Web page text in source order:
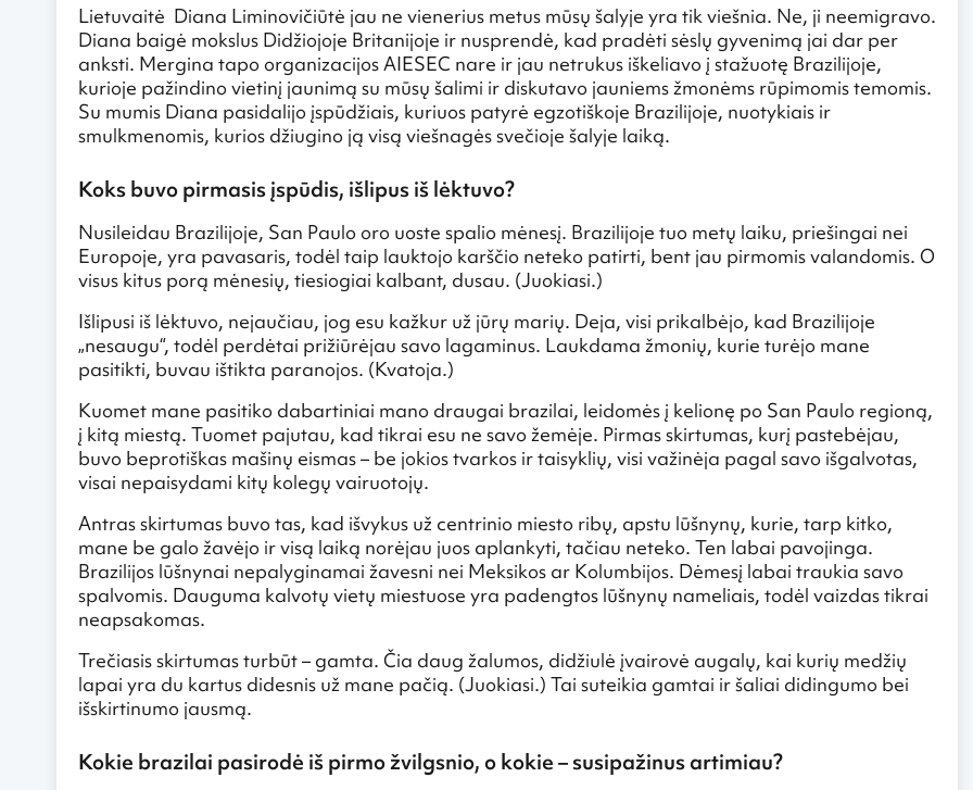
Lietuvaitė Diana Liminovičiūtė jau ne vienerius metus mūsų šalyje yra tik viešnia. Ne, ji neemigravo.
Diana baigė mokslus Didžiojoje Britanijoje ir nusprendė, kad pradėti sėslų gyvenimą jai dar per
anksti. Mergina tapo organizacijos AIESEC nare ir jau netrukus iškeliavo į stažuotę Brazilijoje,
kurioje pažindino vietinį jaunimą su mūsų šalimi ir diskutavo jauniems žmonėms rūpimomis temomis.
Su mumis Diana pasidalijo įspūdžiais, kuriuos patyrė egzotiškoje Brazilijoje, nuotykiais ir
smulkmenomis, kurios džiugino ją visą viešnagės svečioje šalyje laiką.
Koks buvo pirmasis įspūdis, išlipus iš lėktuvo?
Nusileidau Brazilijoje, San Paulo oro uoste spalio mėnesį. Brazilijoje tuo metų laiku, priešingai nei
Europoje, yra pavasaris, todėl taip lauktojo karščio neteko patirti, bent jau pirmomis valandomis. O
visus kitus porą mėnesių, tiesiogiai kalbant, dusau. (Juokiasi.)
Išlipusi iš lėktuvo, nejaučiau, jog esu kažkur už jūrų marių. Deja, visi prikalbėjo, kad Brazilijoje
„nesaugu“, todėl perdėtai prižiūrėjau savo lagaminus. Laukdama žmonių, kurie turėjo mane
pasitikti, buvau ištikta paranojos. (Kvatoja.)
Kuomet mane pasitiko dabartiniai mano draugai brazilai, leidomės į kelionę po San Paulo regioną,
į kitą miestą. Tuomet pajutau, kad tikrai esu ne savo žemėje. Pirmas skirtumas, kurį pastebėjau,
buvo beprotiškas mašinų eismas – be jokios tvarkos ir taisyklių, visi važinėja pagal savo išgalvotas,
visai nepaisydami kitų kolegų vairuotojų.
Antras skirtumas buvo tas, kad išvykus už centrinio miesto ribų, apstu lūšnynų, kurie, tarp kitko,
mane be galo žavėjo ir visą laiką norėjau juos aplankyti, tačiau neteko. Ten labai pavojinga.
Brazilijos lūšnynai nepalyginamai žavesni nei Meksikos ar Kolumbijos. Dėmesį labai traukia savo
spalvomis. Dauguma kalvotų vietų miestuose yra padengtos lūšnynų nameliais, todėl vaizdas tikrai
neapsakomas.
Trečiasis skirtumas turbūt – gamta. Čia daug žalumos, didžiulė įvairovė augalų, kai kurių medžių
lapai yra du kartus didesnis už mane pačią. (Juokiasi.) Tai suteikia gamtai ir šaliai didingumo bei
išskirtinumo jausmą.
Kokie brazilai pasirodė iš pirmo žvilgsnio, o kokie – susipažinus artimiau?